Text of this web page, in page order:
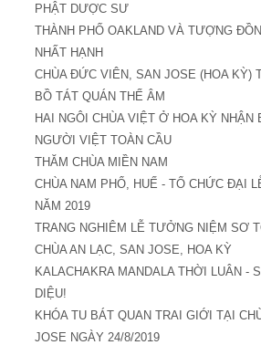
PHẬT DƯỢC SƯ
THÀNH PHỐ OAKLAND VÀ TƯỢNG
NHẤT HẠNH
CHÙA ĐỨC VIÊN, SAN JOSE (HOA KỲ)
BỒ TÁT QUÁN THẾ ÂM
HAI NGÔI CHÙA VIỆT Ở HOA KỲ NHẬN
NGƯỜI VIỆT TOÀN CẦU
THĂM CHÙA MIỀN NAM
CHÙA NAM PHỔ, HUẾ - TỔ CHỨC ĐẠI
NĂM 2019
TRANG NGHIÊM LỄ TƯỞNG NIỆM SƠ
CHÙA AN LẠC, SAN JOSE, HOA KỲ
KALACHAKRA MANDALA THỜI LUÂN -
DIỆU!
KHÓA TU BÁT QUAN TRAI GIỚI TẠI
JOSE NGÀY 24/8/2019